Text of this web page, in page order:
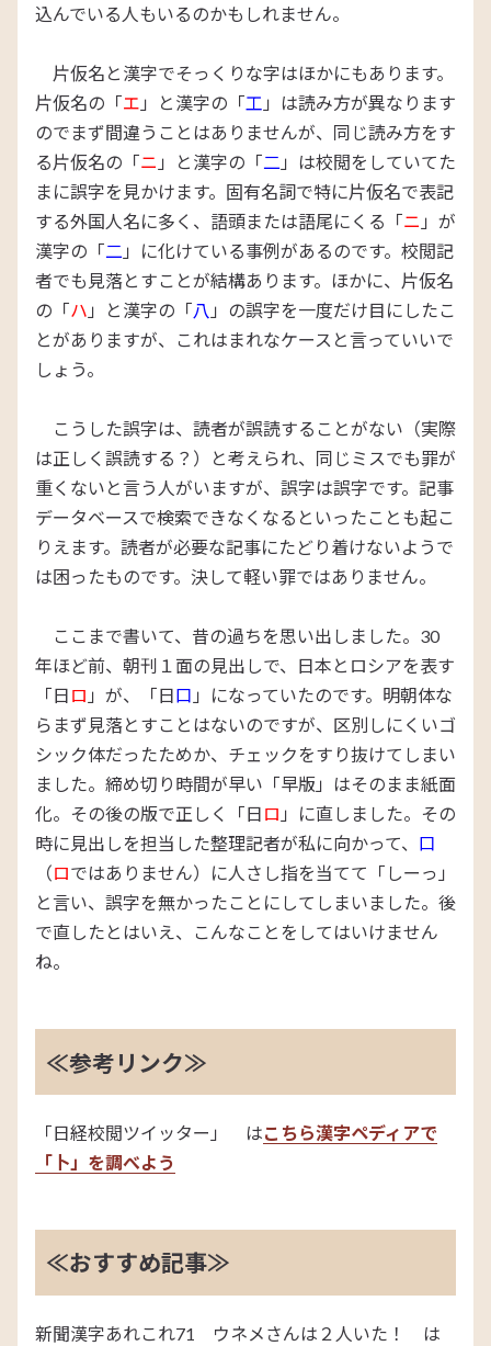
込んでいる人もいるのかもしれません。
片仮名と漢字でそっくりな字はほかにもあります。
片仮名の「エ 」と漢字の「工 」は読み方が異なります
のでまず間違うことはありませんが、同じ読み方をす
る片仮名の「ニ 」と漢字の「二 」は校閲をしていてた
まに誤字を見かけます。固有名詞で特に片仮名で表記
する外国人名に多く、語頭または語尾にくる「ニ 」が
漢字の「二 」に化けている事例があるのです。校閲記
者でも見落とすことが結構あります。ほかに、片仮名
の「ハ 」と漢字の「八 」の誤字を一度だけ目にしたこ
とがありますが、これはまれなケースと言っていいで
しょう。
こうした誤字は、読者が誤読することがない（実際
は正しく誤読する？）と考えられ、同じミスでも罪が
重くないと言う人がいますが、誤字は誤字です。記事
データベースで検索できなくなるといったことも起こ
りえます。読者が必要な記事にたどり着けないようで
は困ったものです。決して軽い罪ではありません。
ここまで書いて、昔の過ちを思い出しました。30
年ほど前、朝刊１面の見出しで、日本とロシアを表す
「日 ロ 」が、「日口 」になっていたのです。明朝体な
らまず見落とすことはないのですが、区別しにくいゴ
シック体だったためか、チェックをすり抜けてしまい
ました。締め切り時間が早い「早版」はそのまま紙面
化。その後の版で正しく「日 ロ 」に直しました。その
時に見出しを担当した整理記者が私に向かって、 口
（ロではありません）に人さし指を当てて「しーっ」
と言い、誤字を無かったことにしてしまいました。後
で直したとはいえ、こんなことをしてはいけません
ね。
≪参考リンク≫
「日経校閲ツイッター」 はこちら漢字ペディアで
「卜」を調べよう
≪おすすめ記事≫
新聞漢字あれこれ71 ウネメさんは２人いた！ は